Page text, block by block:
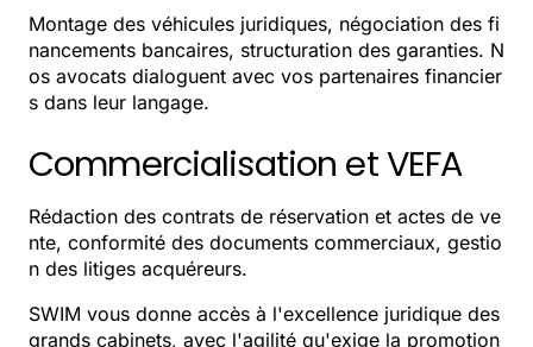
Montage des véhicules juridiques, négociation des fi
nancements bancaires, structuration des garanties. N
os avocats dialoguent avec vos partenaires financier
s dans leur langage.
Commercialisation et VEFA
Rédaction des contrats de réservation et actes de ve
nte, conformité des documents commerciaux, gestio
n des litiges acquéreurs.
SWIM vous donne accès à l'excellence juridique des
grands cabinets, avec l'agilité qu'exige la promotion